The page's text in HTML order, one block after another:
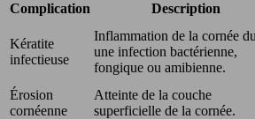
Complication Description
Kératite
infectieuse
Inflammation de la cornée
une infection bactérienne,
fongique ou amibienne.
Érosion
cornéenne
Atteinte de la couche
superficielle de la cornée.